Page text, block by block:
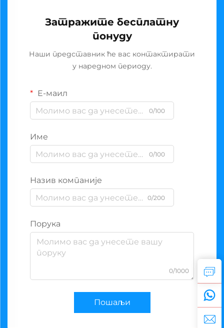
Затражите бесплатну
понуду
Наши представник ће вас контактирати
у наредном периоду.
Е-маил
0/100
Име
0/100
Назив компаније
0/200
Порука
0/1000
Пошаљи